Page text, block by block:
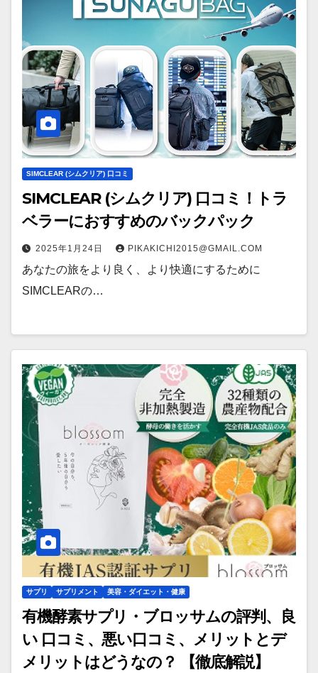
SIMCLEAR (シムクリア) 口コミ
SIMCLEAR (シムクリア) 口コミ！トラ
ベラーにおすすめのバックパック
2025年1月24日 PIKAKICHI2015@GMAIL.COM
あなたの旅をより良く、より快適にするために
SIMCLEARの…
サプリ サプリメント 美容・ダイエット・健康
有機酵素サプリ・ブロッサムの評判、良
い 口コミ、悪い口コミ、メリットとデ
メリットはどうなの？ 【徹底解説】